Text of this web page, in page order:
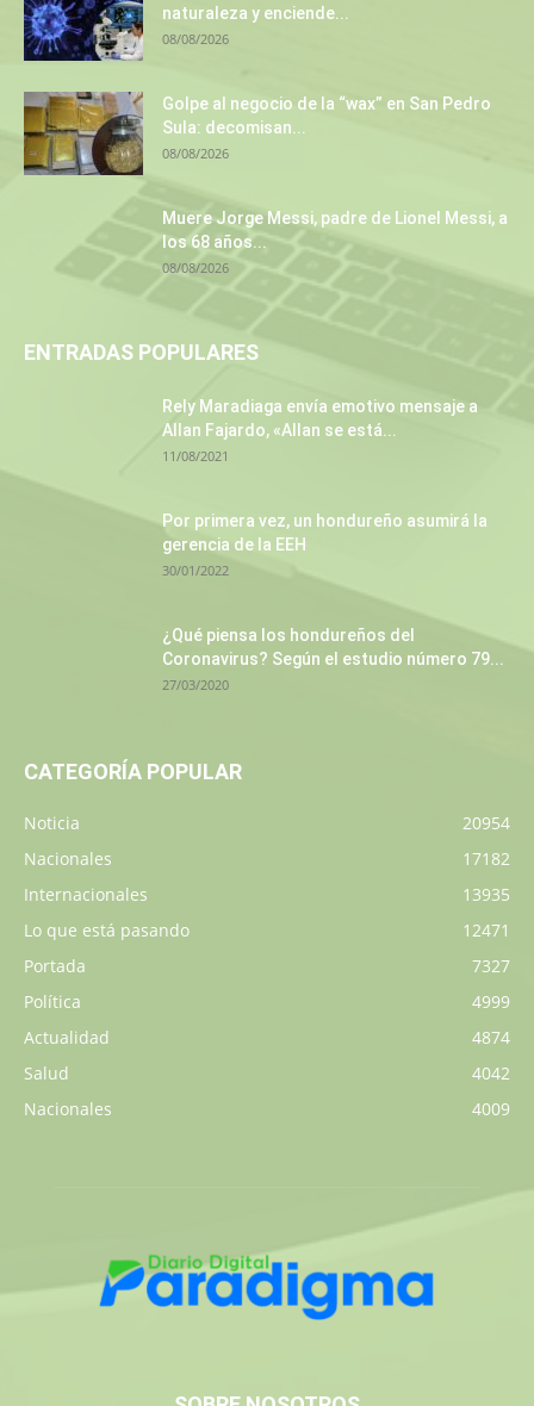
naturaleza y enciende...
08/08/2026
Golpe al negocio de la “wax” en San Pedro
Sula: decomisan...
08/08/2026
Muere Jorge Messi, padre de Lionel Messi, a
los 68 años...
08/08/2026
ENTRADAS POPULARES
Rely Maradiaga envía emotivo mensaje a
Allan Fajardo, «Allan se está...
11/08/2021
Por primera vez, un hondureño asumirá la
gerencia de la EEH
30/01/2022
¿Qué piensa los hondureños del
Coronavirus? Según el estudio número 79...
27/03/2020
CATEGORÍA POPULAR
Noticia
20954
Nacionales
17182
Internacionales
13935
Lo que está pasando
12471
Portada
7327
Política
4999
Actualidad
4874
Salud
4042
Nacionales
4009